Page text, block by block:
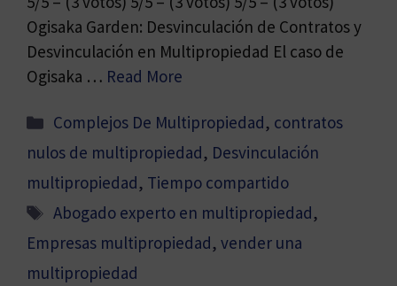
Ogisaka Garden: Desvinculación de Contratos y
Desvinculación en Multipropiedad El caso de
Ogisaka … Read More
Categorías
Complejos De Multipropiedad, contratos
nulos de multipropiedad, Desvinculación
multipropiedad, Tiempo compartido
Etiquetas
Abogado experto en multipropiedad,
Empresas multipropiedad, vender una
multipropiedad